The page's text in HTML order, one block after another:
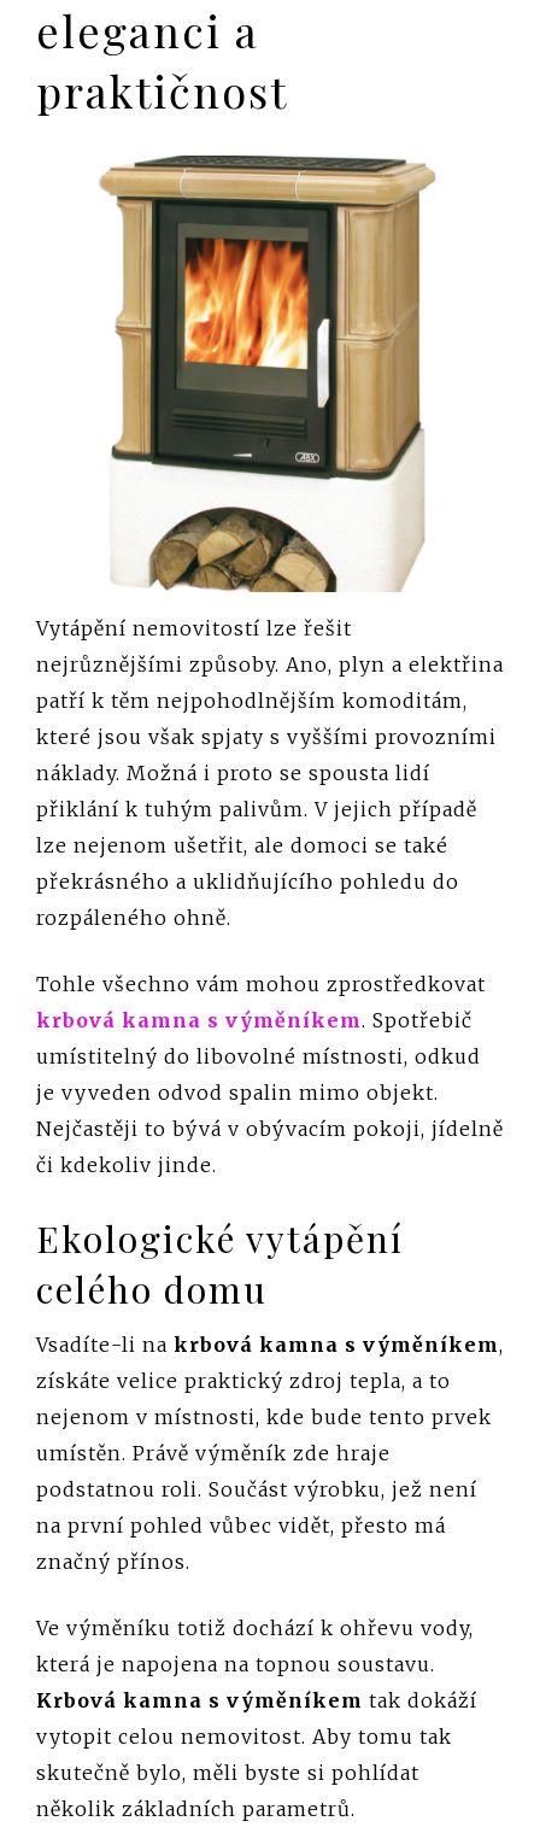
eleganci a
praktičnost
Vytápění nemovitostí lze řešit
nejrůznějšími způsoby. Ano, plyn a elektřina
patří k těm nejpohodlnějším komoditám,
které jsou však spjaty s vyššími provozními
náklady. Možná i proto se spousta lidí
přiklání k tuhým palivům. V jejich případě
lze nejenom ušetřit, ale domoci se také
překrásného a uklidňujícího pohledu do
rozpáleného ohně.
Tohle všechno vám mohou zprostředkovat
krbová kamna s výměníkem. Spotřebič
umístitelný do libovolné místnosti, odkud
je vyveden odvod spalin mimo objekt.
Nejčastěji to bývá v obývacím pokoji, jídelně
či kdekoliv jinde.
Ekologické vytápění
celého domu
Vsadíte-li na krbová kamna s výměníkem,
získáte velice praktický zdroj tepla, a to
nejenom v místnosti, kde bude tento prvek
umístěn. Právě výměník zde hraje
podstatnou roli. Součást výrobku, jež není
na první pohled vůbec vidět, přesto má
značný přínos.
Ve výměníku totiž dochází k ohřevu vody,
která je napojena na topnou soustavu.
Krbová kamna s výměníkem tak dokáží
vytopit celou nemovitost. Aby tomu tak
skutečně bylo, měli byste si pohlídat
několik základních parametrů.